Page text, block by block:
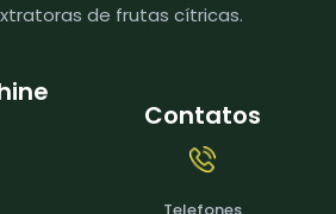
de frutas cítricas.
Contatos